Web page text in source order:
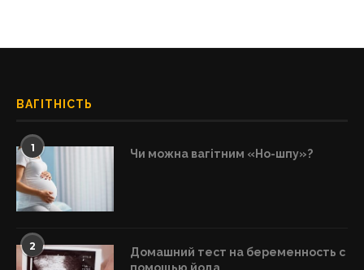
ВАГІТНІСТЬ
1 Чи можна вагітним «Но-шпу»?
2
Домашний тест на беременность с